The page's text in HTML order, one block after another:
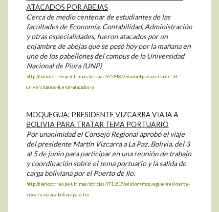
ATACADOS POR ABEJAS
Cerca de medio centenar de estudiantes de las
facultades de Economía, Contabilidad, Administración
y otras especialidades, fueron atacados por un
enjambre de abejas que se posó hoy por la mañana en
uno de los pabellones del campus de la Universidad
Nacional de Piura (UNP)
http://diariocorreo.pe/ultimas/noticias/9729487/edicion+piura/cerca-de-50-
universitarios-fueron-atacados-p
MOQUEGUA: PRESIDENTE VIZCARRA VIAJA A
BOLIVIA PARA TRATAR TEMA PORTUARIO
Por unanimidad el Consejo Regional aprobó el viaje
del presidente Martín Vizcarra a La Paz, Bolivia, del 3
al 5 de junio para participar en una reunión de trabajo
y coordinación sobre el tema portuario y la salida de
carga boliviana por el Puerto de Ilo.
http://diariocorreo.pe/ultimas/noticias/9711617/edicion+moquegua/presidente-
vizcarra-viaja-a-bolivia-para-tra